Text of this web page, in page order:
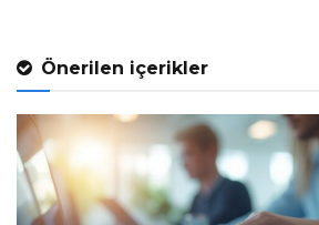
Önerilen içerikler